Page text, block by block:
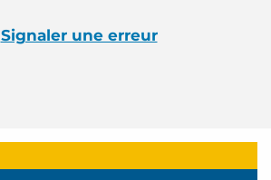
Signaler une erreur